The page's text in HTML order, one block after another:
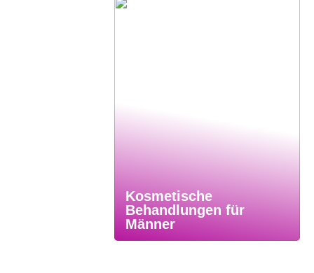
Kosmetische
Behandlungen für
Männer